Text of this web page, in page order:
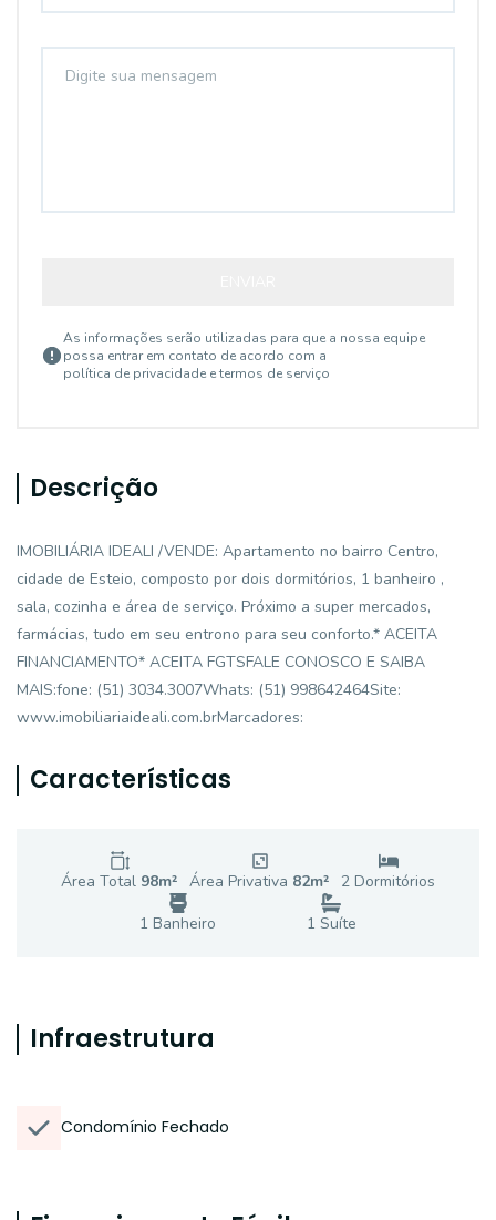
As informações serão utilizadas para que a nossa equipe
possa entrar em contato de acordo com a
política de privacidade e termos de serviço
Descrição
IMOBILIÁRIA IDEALI /VENDE: Apartamento no bairro Centro,
cidade de Esteio, composto por dois dormitórios, 1 banheiro ,
sala, cozinha e área de serviço. Próximo a super mercados,
farmácias, tudo em seu entrono para seu conforto.* ACEITA
FINANCIAMENTO* ACEITA FGTSFALE CONOSCO E SAIBA
MAIS:fone: (51) 3034.3007Whats: (51) 998642464Site:
www.imobiliariaideali.com.brMarcadores:
Características
Área Total 98m² Área Privativa 82m² 2 Dormitórios
1 Banheiro 1 Suíte
Infraestrutura
Condomínio Fechado